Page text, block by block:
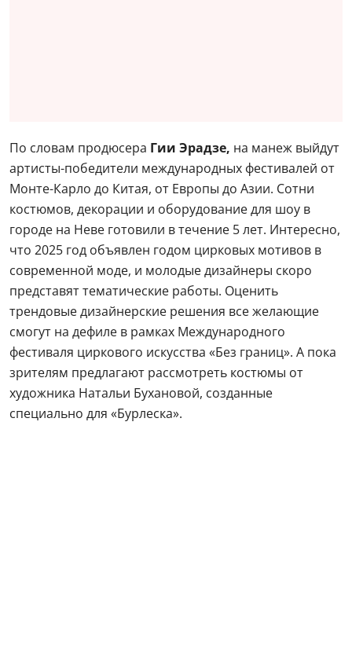
По словам продюсера Гии Эрадзе, на манеж выйдут
артисты-победители международных фестивалей от
Монте-Карло до Китая, от Европы до Азии. Сотни
костюмов, декорации и оборудование для шоу в
городе на Неве готовили в течение 5 лет. Интересно,
что 2025 год объявлен годом цирковых мотивов в
современной моде, и молодые дизайнеры скоро
представят тематические работы. Оценить
трендовые дизайнерские решения все желающие
смогут на дефиле в рамках Международного
фестиваля циркового искусства «Без границ». А пока
зрителям предлагают рассмотреть костюмы от
художника Натальи Бухановой, созданные
специально для «Бурлеска».